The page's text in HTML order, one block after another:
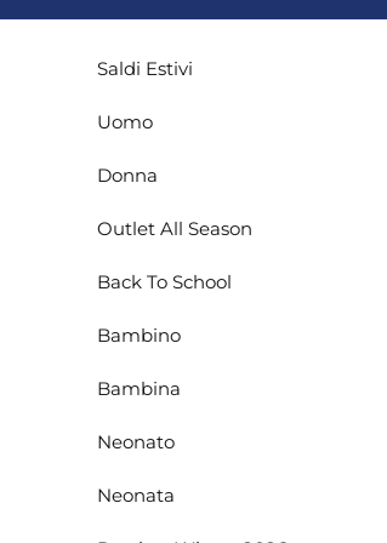
Saldi Estivi
Uomo
Donna
Outlet All Season
Back To School
Bambino
Bambina
Neonato
Neonata